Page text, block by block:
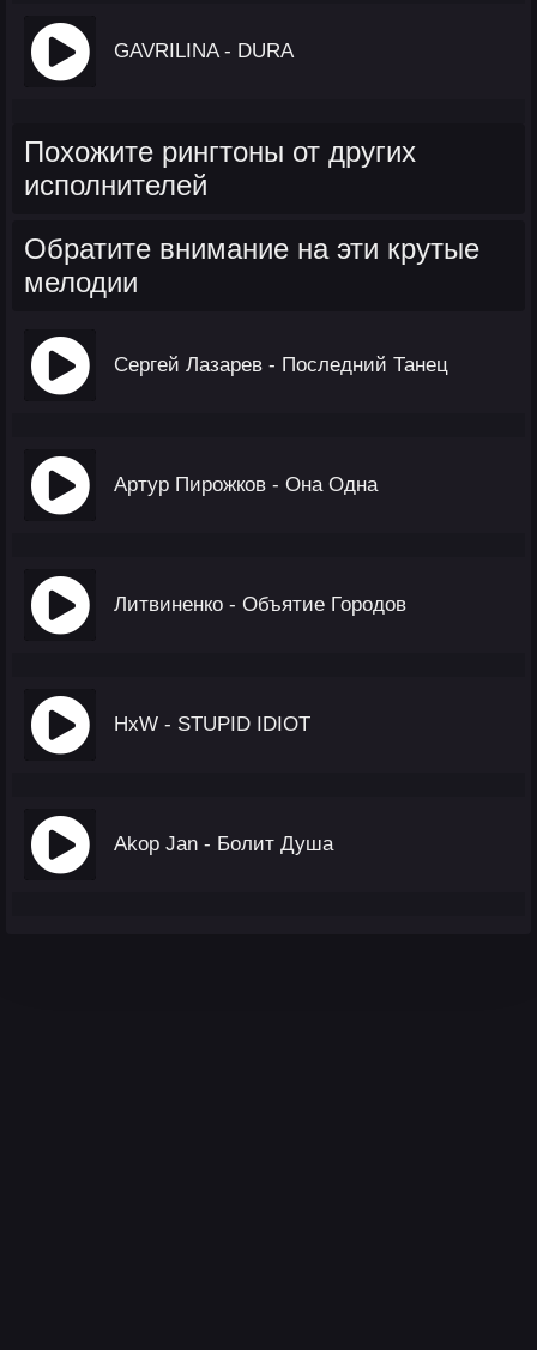
GAVRILINA - DURA
Похожите рингтоны от других
исполнителей
Обратите внимание на эти крутые
мелодии
Сергей Лазарев - Последний Танец
Артур Пирожков - Она Одна
Литвиненко - Объятие Городов
HxW - STUPID IDIOT
Akop Jan - Болит Душа